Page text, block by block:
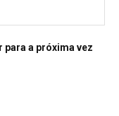
para a próxima vez